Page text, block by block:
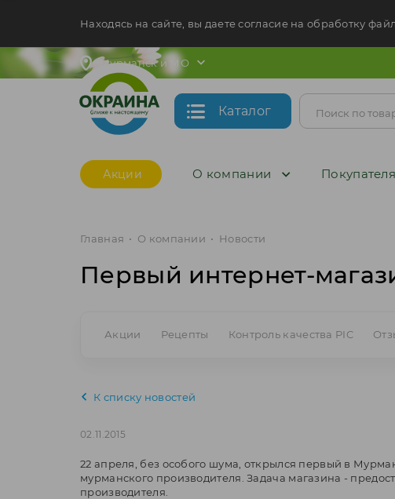
Находясь на сайте, вы даете согласие на обработку
Мурманск и МО
Каталог
Акции О компании
Главная • О компании • Новости
Первый интернет-
Акции Рецепты Контроль качества PIC
К списку новостей
02.11.2015
22 апреля, без особого шума, открылся первый в
мурманского производителя. Задача магазина -
производителя.